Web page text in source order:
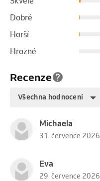
Recenze
Všechna hodnocení
Michaela
31. července 2026
Eva
29. července 2026
Dobré
Horší
Hrozné